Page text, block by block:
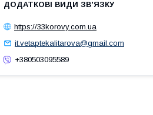
https://33korovy.com.ua
it.vetaptekalitarova@gmail.com
+380503095589